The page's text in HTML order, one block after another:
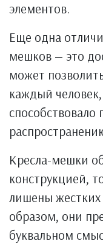
элементов.
Еще одна
мешков — это
может
каждый
способствовало
Кресла-мешки
конструкцией,
лишены жестких
образом, они
буквальном